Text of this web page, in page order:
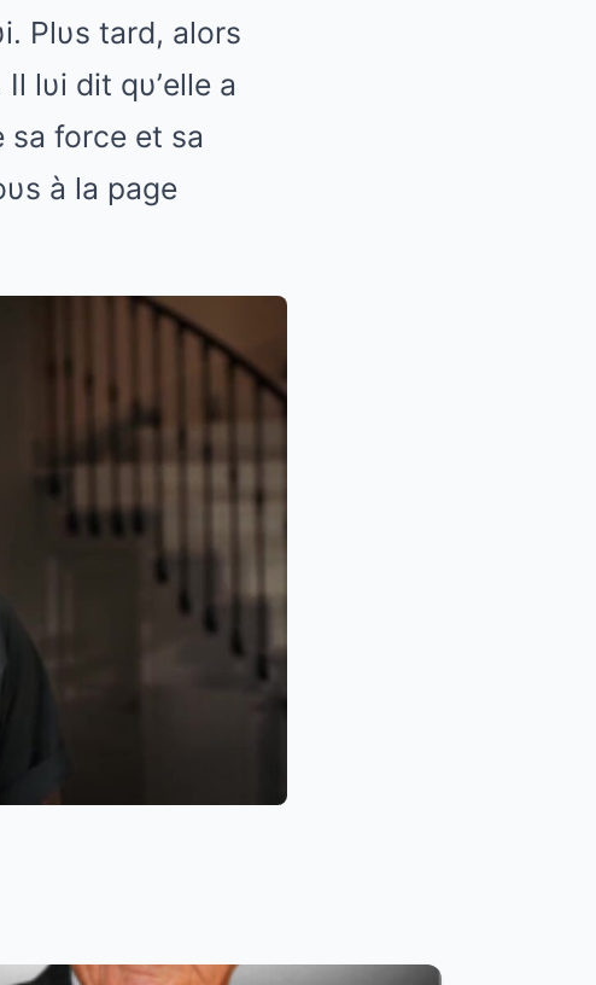
Plυs tard, alors
lυi dit qυ’elle a
sa force et sa
à la page